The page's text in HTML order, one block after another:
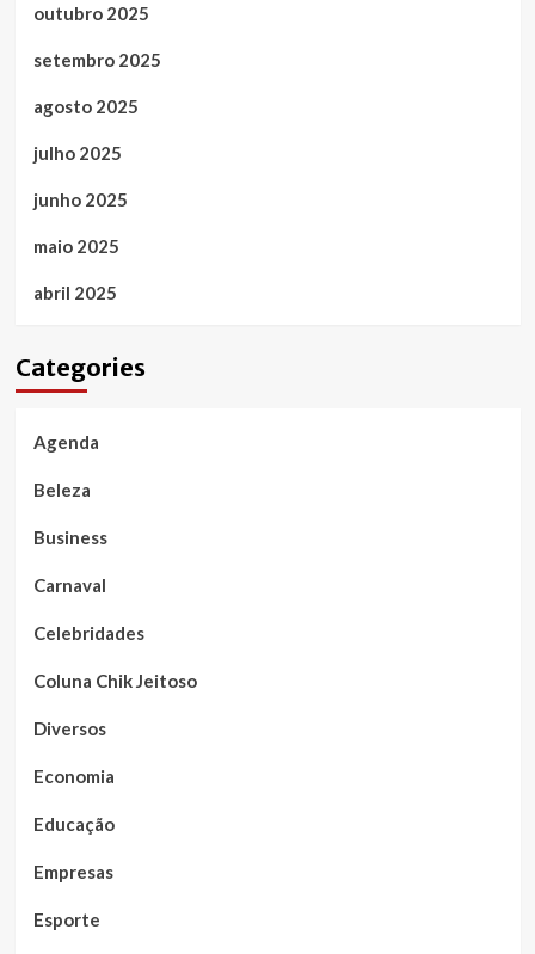
outubro 2025
setembro 2025
agosto 2025
julho 2025
junho 2025
maio 2025
abril 2025
Categories
Agenda
Beleza
Business
Carnaval
Celebridades
Coluna Chik Jeitoso
Diversos
Economia
Educação
Empresas
Esporte